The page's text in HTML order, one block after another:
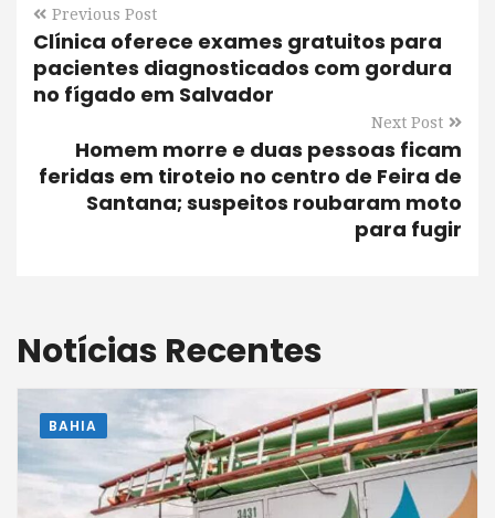
Previous Post
Clínica oferece exames gratuitos para
pacientes diagnosticados com gordura
no fígado em Salvador
Next Post
Homem morre e duas pessoas ficam
feridas em tiroteio no centro de Feira de
Santana; suspeitos roubaram moto
para fugir
Notícias Recentes
BAHIA